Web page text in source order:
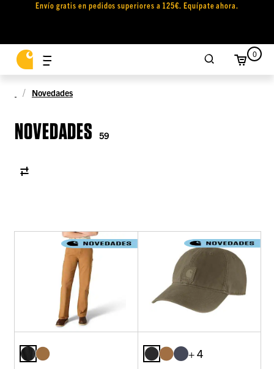
Envío gratis en pedidos superiores a 125€. Equípate ahora.
0
Novedades
NOVEDADES 59
+ 4